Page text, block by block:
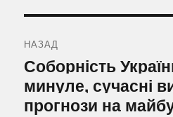
записів
НАЗАД
Попередній
запис:
Соборність
минуле, сучасні
прогнози на